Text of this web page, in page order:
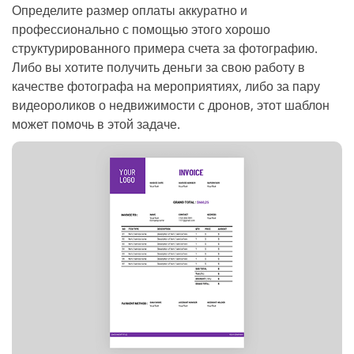
Определите размер оплаты аккуратно и
профессионально с помощью этого хорошо
структурированного примера счета за фотографию.
Либо вы хотите получить деньги за свою работу в
качестве фотографа на мероприятиях, либо за пару
видеороликов о недвижимости с дронов, этот шаблон
может помочь в этой задаче.